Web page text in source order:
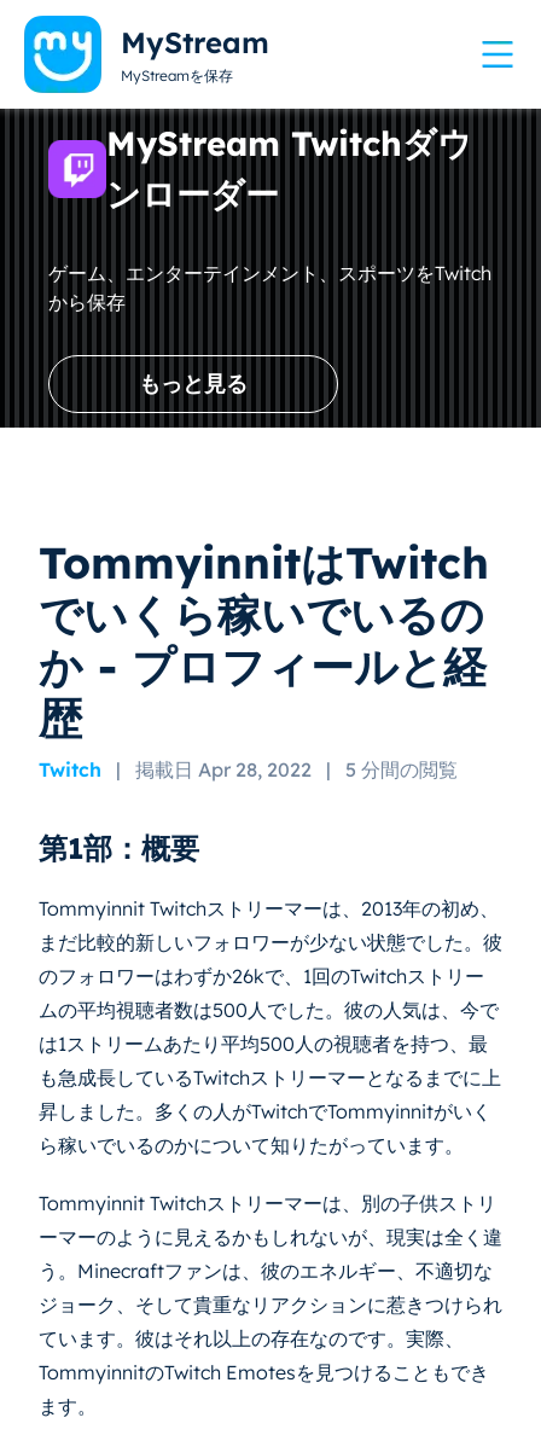
MyStream
MyStreamを保存
MyStream Twitchダウ
ンローダー
ゲーム、エンターテインメント、スポーツをTwitch
から保存
もっと見る
TommyinnitはTwitch
でいくら稼いでいるの
か - プロフィールと経
歴
Twitch | 掲載日 Apr 28, 2022 | 5 分間の閲覧
第1部：概要
Tommyinnit Twitchストリーマーは、2013年の初め、
まだ比較的新しいフォロワーが少ない状態でした。彼
のフォロワーはわずか26kで、1回のTwitchストリー
ムの平均視聴者数は500人でした。彼の人気は、今で
は1ストリームあたり平均500人の視聴者を持つ、最
も急成長しているTwitchストリーマーとなるまでに上
昇しました。多くの人がTwitchでTommyinnitがいく
ら稼いでいるのかについて知りたがっています。
Tommyinnit Twitchストリーマーは、別の子供ストリ
ーマーのように見えるかもしれないが、現実は全く違
う。Minecraftファンは、彼のエネルギー、不適切な
ジョーク、そして貴重なリアクションに惹きつけられ
ています。彼はそれ以上の存在なのです。実際、
TommyinnitのTwitch Emotesを見つけることもでき
ます。